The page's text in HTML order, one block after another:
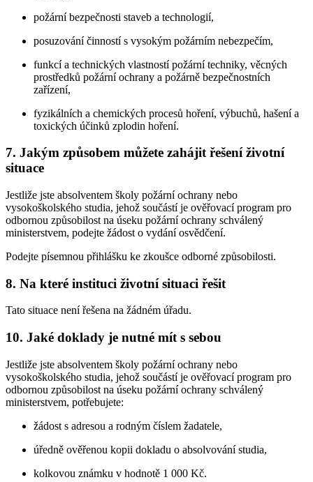
požární bezpečnosti staveb a technologií,
posuzování činností s vysokým požárním nebezpečím,
funkcí a technických vlastností požární techniky, věcných
prostředků požární ochrany a požárně bezpečnostních
zařízení,
fyzikálních a chemických procesů hoření, výbuchů, hašení a
toxických účinků zplodin hoření.
7. Jakým způsobem můžete zahájit řešení životní
situace
Jestliže jste absolventem školy požární ochrany nebo
vysokoškolského studia, jehož součástí je ověřovací program pro
odbornou způsobilost na úseku požární ochrany schválený
ministerstvem, podejte žádost o vydání osvědčení.
Podejte písemnou přihlášku ke zkoušce odborné způsobilosti.
8. Na které instituci životní situaci řešit
Tato situace není řešena na žádném úřadu.
10. Jaké doklady je nutné mít s sebou
Jestliže jste absolventem školy požární ochrany nebo
vysokoškolského studia, jehož součástí je ověřovací program pro
odbornou způsobilost na úseku požární ochrany schválený
ministerstvem, potřebujete:
žádost s adresou a rodným číslem žadatele,
úředně ověřenou kopii dokladu o absolvování studia,
kolkovou známku v hodnotě 1 000 Kč.